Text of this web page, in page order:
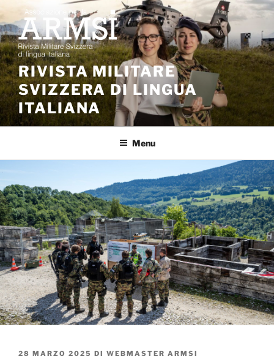
Salta
al
contenuto
RIVISTA MILITARE
SVIZZERA DI LINGUA
ITALIANA
Menu
PUBBLICATO
28 MARZO 2025 DI WEBMASTER ARMSI